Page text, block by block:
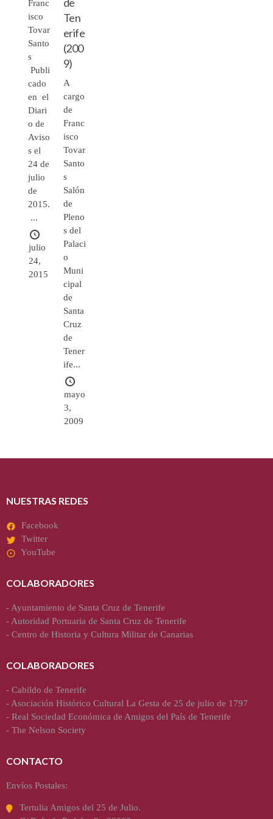
Franc
isco
Tovar
Santo
s
Publi
cado
en el
Diari
o de
Aviso
s el
24 de
julio
de
2015.
...
julio
24,
2015
Ten
erife
(200
9)
A
cargo
de
Franc
isco
Tovar
Santo
s
Salón
de
Pleno
s del
Palaci
o
Muni
cipal
de
Santa
Cruz
de
Tener
ife...
mayo
3,
2009
NUESTRAS REDES
Facebook
Twitter
YouTube
COLABORADORES
-Ayuntamiento de Santa Cruz de Tenerife
-Autoridad Portuaria de Santa Cruz de Tenerife
- Centro de Historia y Cultura Militar de Canarias
COLABORADORES
- Cabildo de Tenerife
-Asociación Histórico Cultural La Gesta de 25 de julio de 1797
- Real Sociedad Económica de Amigos del País de Tenerife
- The Nelson Society
CONTACTO
Envíos Postales:
Tertulia Amigos del 25 de Julio.